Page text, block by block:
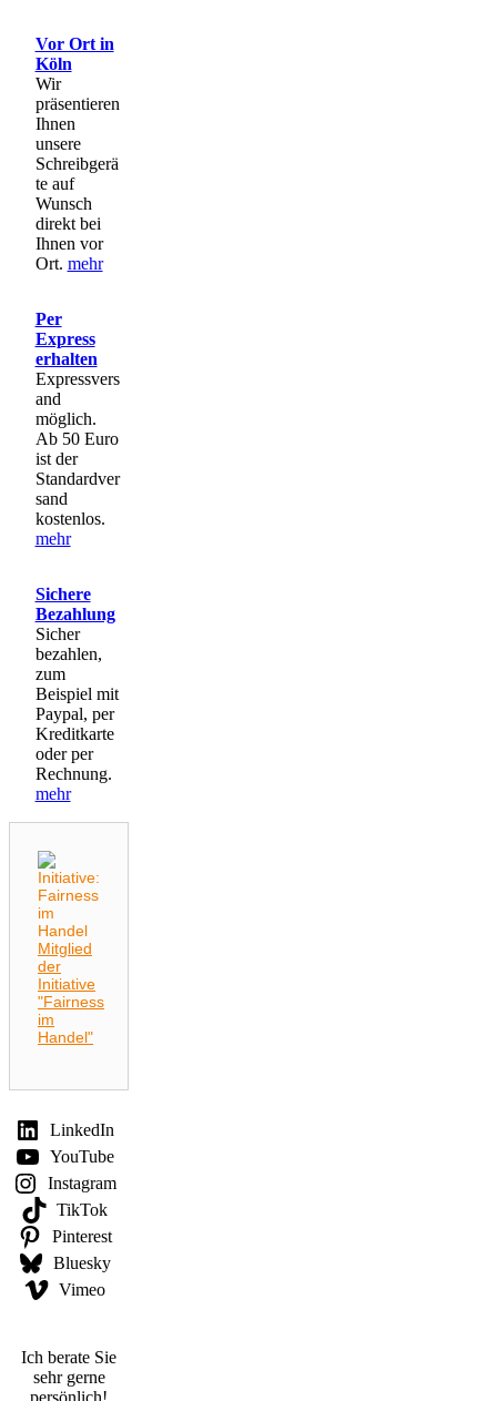
Vor Ort in
Köln
Wir
präsentieren
Ihnen
unsere
Schreibgerä
te auf
Wunsch
direkt bei
Ihnen vor
Ort. mehr
Per
Express
erhalten
Expressvers
and
möglich.
Ab 50 Euro
ist der
Standardver
sand
kostenlos.
mehr
Sichere
Bezahlung
Sicher
bezahlen,
zum
Beispiel mit
Paypal, per
Kreditkarte
oder per
Rechnung.
mehr
Mitglied
der
Initiative
"Fairness
im
Handel"
LinkedIn
YouTube
Instagram
TikTok
Pinterest
Bluesky
Vimeo
Ich berate Sie
sehr gerne